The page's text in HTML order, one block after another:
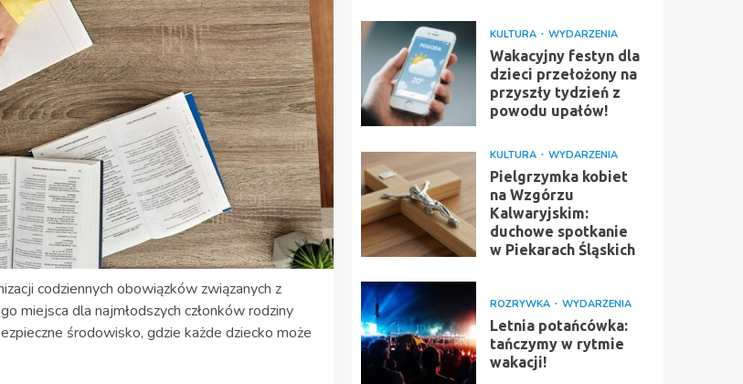
codziennych obowiązków związanych z
miejsca dla najmłodszych członków rodziny
środowisko, gdzie każde dziecko może
KULTURA WYDARZENIA
Wakacyjny festyn dla
dzieci przełożony na
przyszły tydzień z
powodu upałów!
KULTURA WYDARZENIA
Pielgrzymka kobiet
na Wzgórzu
Kalwaryjskim:
duchowe spotkanie
w Piekarach Śląskich
ROZRYWKA WYDARZENIA
Letnia potańcówka:
tańczymy w rytmie
wakacji!